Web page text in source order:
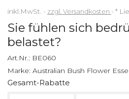
inkl.MwSt.
zzgl. Versandkosten *
Sie fühlen sich
belastet?
Art.Nr.: BE060
Marke: Australian Bush Flower
Gesamt-Rabatte